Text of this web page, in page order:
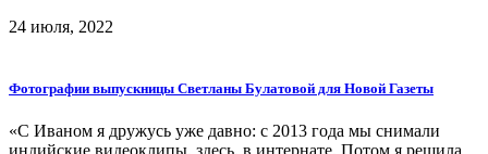
24 июля, 2022
Фотографии выпускницы Светланы Булатовой для Новой Газеты
«С Иваном я дружусь уже давно: с 2013 года мы снимали